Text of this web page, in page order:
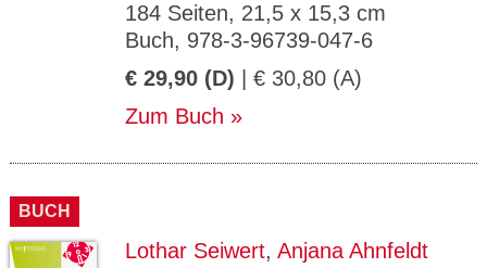
184 Seiten, 21,5 x 15,3 cm
Buch, 978-3-96739-047-6
€ 29,90 (D) | € 30,80 (A)
Zum Buch
BUCH
Lothar Seiwert, Anjana Ahnfeldt